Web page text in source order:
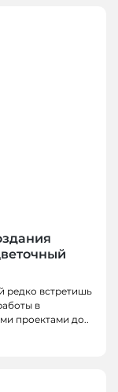
редко встретишь
в
проектами до..